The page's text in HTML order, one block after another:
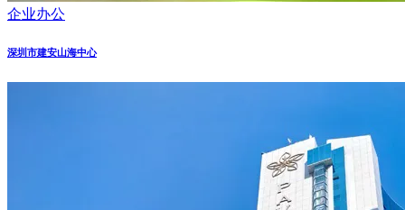
企业办公
深圳市建安山海中心